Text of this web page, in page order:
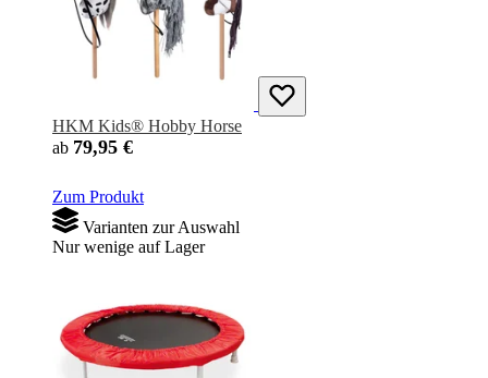
HKM Kids® Hobby Horse
ab 79,95 €
Zum Produkt
Varianten zur Auswahl
Nur wenige auf Lager